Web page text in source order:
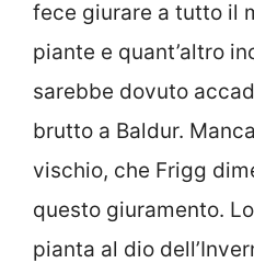
fece giurare a tutto il
piante e quant’altro
sarebbe dovuto
brutto a Baldur.
vischio, che Frigg
questo giuramento.
pianta al dio